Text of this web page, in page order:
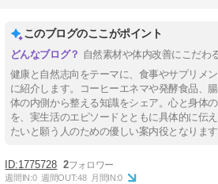
このブログのここがポイント
自然素材や体内改善にこだわ
健康と自然志向をテーマに、食事やサプリメ
に紹介します。コーヒーエネマや発酵食品、
体の内側から整える知識をシェア。心と身体
を、実生活のエピソードとともに具体的に伝
たいと願う人のための優しい案内役となります
1775728 2
週間IN:0 週間OUT:48 月間IN:0